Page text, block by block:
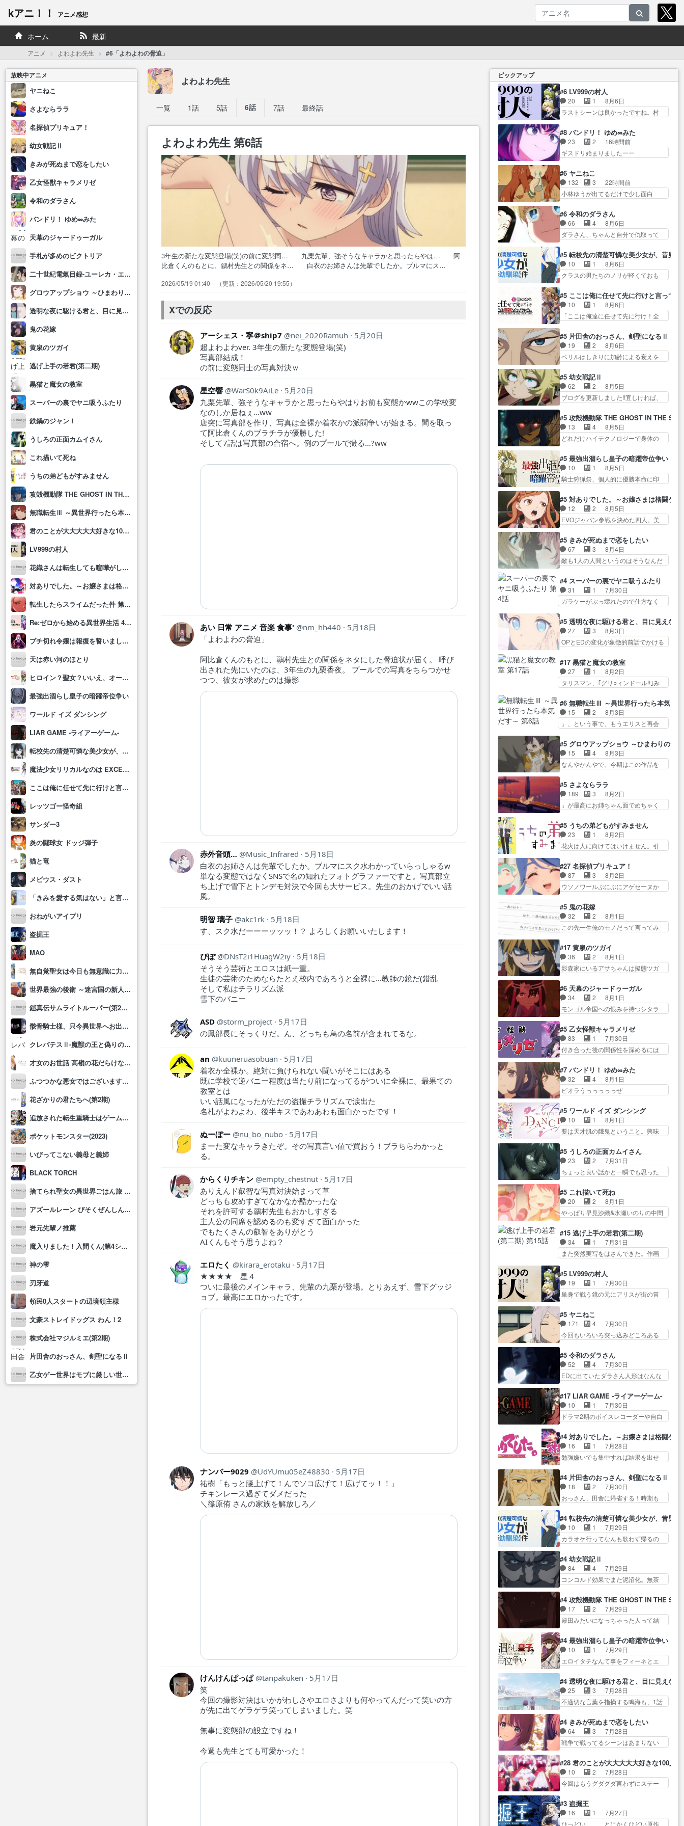
kアニ！！ アニメ感想
ホーム 最新
アニメ よわよわ先生 #6「よわよわの脅迫」
放映中アニメ
ヤニねこ
さよならララ
名探偵プリキュア！
幼女戦記Ⅱ
きみが死ぬまで恋をしたい
乙女怪獣キャラメリゼ
令和のダラさん
バンドリ！ ゆめ∞みた
天幕のジャードゥーガル
手札が多めのビクトリア
二十世紀電氣目録-ユーレカ・エヴリカ-
グロウアップショウ ～ひまわりのサーカス団～
透明な夜に駆ける君と、目に見えない恋をした。
鬼の花嫁
黄泉のツガイ
逃げ上手の若君(第二期)
黒猫と魔女の教室
スーパーの裏でヤニ吸うふたり
鉄鍋のジャン！
うしろの正面カムイさん
これ描いて死ね
うちの弟どもがすみません
攻殻機動隊 THE GHOST IN THE SHELL
無職転生Ⅲ ～異世界行ったら本気だす～
君のことが大大大大大好きな100人の彼女(第3期)
LV999の村人
花織さんは転生しても喧嘩がしたい
対ありでした。～お嬢さまは格闘ゲームなんてしない～
転生したらスライムだった件 第4期
Re:ゼロから始める異世界生活 4th season
ブチ切れ令嬢は報復を誓いました。 ～魔導書の力で祖国を叩き潰します～
天は赤い河のほとり
ヒロイン？聖女？いいえ、オールワークスメイドです(誇)！
最強出涸らし皇子の暗躍帝位争い
ワールド イズ ダンシング
LIAR GAME -ライアーゲーム-
転校先の清楚可憐な美少女が、昔男子と思って一緒に遊んだ幼馴染だった件
魔法少女リリカルなのは EXCEEDS Gun Blaze Vengeance
ここは俺に任せて先に行けと言ってから10年がたったら伝説になっていた。
レッツゴー怪奇組
サンダー3
炎の闘球女 ドッジ弾子
猫と竜
メビウス・ダスト
「きみを愛する気はない」と言った次期公爵様がなぜか溺愛してきます
おねがいアイプリ
盗掘王
MAO
無自覚聖女は今日も無意識に力を垂れ流す
世界最強の後衛 ～迷宮国の新人探索者～
鎧真伝サムライトルーパー(第2クール)
骸骨騎士様、只今異世界へお出掛け中Ⅱ
クレバテスⅡ-魔獣の王と偽りの勇者伝承-
才女のお世話 高嶺の花だらけな名門校で、学院一のお嬢様(生活能力皆無)を陰ながらお世話することになりました
ふつつかな悪女ではございますが～雛宮蝶鼠とりかえ伝～
花ざかりの君たちへ(第2期)
追放された転生重騎士はゲーム知識で無双する
ポケットモンスター(2023)
いびってこない義母と義姉
BLACK TORCH
捨てられ聖女の異世界ごはん旅 隠れスキルでキャンピングカーを召喚しました
アズールレーン びそくぜんしんっ！にっ!!
岩元先輩ノ推薦
魔入りました！入間くん(第4シリーズ)
神の雫
刃牙道
領民0人スタートの辺境領主様
文豪ストレイドッグス わん！2
株式会社マジルミエ(第2期)
片田舎のおっさん、剣聖になるⅡ
乙女ゲー世界はモブに厳しい世界です2
よわよわ先生
一覧 1話 5話 6話 7話 最終話
よわよわ先生 第6話
3年生の新たな変態登場(笑)の前に変態同… 九栗先輩、強そうなキャラかと思ったらやは… 阿
比倉くんのもとに、鶸村先生との関係をネ… 白衣のお姉さんは先輩でしたか。ブルマにス…
術… の鳳部長にそっくりだ。ん、どっちも鳥の名… 絶対に負けられない闘いがそこにはある
どっち…
2026/05/19 01:40 2026/05/20 19:55
Xでの反応
アーシェス・寧＠ship7 nei_2020Ramuh
5月20日
超よわよわver. 3年生の新たな変態登場(笑)
写真部結成！
の前に変態同士の写真対決ｗ
星空響 WarS0k9AiLe
5月20日
九栗先輩、強そうなキャラかと思ったらやはりお前も変態かwwこの学校変
なのしか居ねぇ…ww
唐突に写真部を作り、写真は全裸か着衣かの派閥争いが始まる。間を取っ
て阿比倉くんのブラチラが優勝した!
そして7話は写真部の合宿へ。例のプールで撮る…?ww
あい 日常 アニメ 音楽 食事' nm_hh440
5月18日
「よわよわの脅迫」
阿比倉くんのもとに、鶸村先生との関係をネタにした脅迫状が届く。 呼び
出された先にいたのは、3年生の九栗香夜。 プールでの写真をちらつかせ
つつ、彼女が求めたのは撮影
赤外音頭… Music_Infrared
5月18日
白衣のお姉さんは先輩でしたか。ブルマにスク水わかっていらっしゃるw
単なる変態ではなくSNSで名の知れたフォトグラファーですと。写真部立
ち上げで雪下とトンデモ対決で今回も大サービス。先生のおかげでいい話
風。
明智 璃子 akc1rk
5月18日
す、スク水だーーーッッッ！？ よろしくお願いいたします！
ぴぽ DNsT2i1HuagW2iy
5月18日
そうそう芸術とエロスは紙一重。
生徒の芸術のためならたとえ校内であろうと全裸に…教師の鏡だ(錯乱
そして私はチラリズム派
雪下のバニー
ASD storm_project
5月17日
の鳳部長にそっくりだ。ん、どっちも鳥の名前が含まれてるな。
an kuuneruasobuan
5月17日
着衣か全裸か。絶対に負けられない闘いがそこにはある
既に学校で逆バニー程度は当たり前になってるがついに全裸に。最果ての
教室とは
いい話風になったがただの盗撮チラリズムで涙出た
名札がよわよわ、後半キスであわあわも面白かったです！
ぬーぼー nu_bo_nubo
5月17日
まーた変なキャラきたぞ。その写真言い値で買おう！ブラちらわかっと
る。
からくりチキン empty_chestnut
5月17日
ありえんド叡智な写真対決始まって草
どっちも攻めすぎてなかなか酷かったな
それを許可する鶸村先生もおかしすぎる
主人公の同席を認めるのも変すぎて面白かった
でもたくさんの叡智をありがとう
AIくんもそう思うよね？
エロたく kirara_erotaku
5月17日
★★★★ 星４
ついに最後のメインキャラ、先輩の九栗が登場。とりあえず、雪下グッジ
ョブ。最高にエロかったです。
ナンバー9029 UdYUmu05eZ48830
5月17日
祐樹「もっと腰上げて！んでソコ広げて！広げてッ！！」
チキンレース過ぎてダメだった
＼篠原侑 さんの家族を解放しろ／
けんけんぱっぱ tanpakuken
5月17日
笑
今回の撮影対決はいかがわしさやエロさよりも何やってんだって笑いの方
が先に出てゲラゲラ笑ってしまいました。笑
無事に変態部の設立ですね！
今週も先生とても可愛かった！
ピックアップ
#6 LV999の村人
20 1
8月6日
ラストシーンは良かったですね。村
鬼モードフィンガーシリ… アリ
スと10年後に結婚の約束をした鏡ず
っ… カジノスタッフ募集するも
集まらない更に追… 王命でクル
ビ… 最強の村人・鏡との出会い
で少しは変わった… やはり何か
悲しい過去がありそうな。鏡の
深そうやね姫を舐… 新キャラが
登場早々変態扱いされてる件。
タ… まだまだお元気そうなお声
で……不意打ち過…
#8 バンドリ！ ゆめ∞みた
23 2
16時間前
ギスドリ始まりましたーー
めっちゃ情緒不安定になってて
怖… 超回復を見守っていかない
と、ですね！！み… 開幕聞き取
りスタッフに定治いなかった？
節介だったりする… ビオラの立
ち回り害悪すぎるお近づきの印
が… ・律っちゃん明るくなった
た一難、律がビオラの呪縛か
ら… 「私はあなたが嫌いなんで
す」「バンドやめ… 何が起きて
いるのか！？次週、みゅーたいぷ…
#6 ヤニねこ
132 3
22時間前
小林ゆうが出てるだけで少し面白
◯◯◯される強制百合を期待
し… ヒグマドンってなんな
ん！？人見知りっぽい… なんな
ら下ネタ0じゃなかったかこんな回
イルドな回だった… 今回はだい
ぶある程度抑えてる？w感じな
気… アルねこ、そうはならんや
生きていたゴキブリ死んでる
GP… アルねこ危険ですよね。健
康的な面で··江… 酔い潰れ行き着
いた江ノ島で、朝日を眺めな…
#6 令和のダラさん
66 4
8月6日
ダラさん、ちゃんと自分で仇取って
じゃないのよケロロじゃ… ロボ
ットに憧れてビーム撃ちたいと…そ
うい… 余りにも凄惨なダラさん
の過去ダラさんの６… 過去編は
い… ガンガガン♪薫がなんかしっ
かり歌ってロマ… 姉巫女の誤
算、クソみたいな嫉妬の末路よ。
ン言うてないで… このアニメは
どこに行くのだろう、面白す
ぎ… 姉のした事はただ単に一族
を絶滅させただけ…
#5 転校先の清楚可憐な美少女が、昔男
10 1
8月6日
クラスの男たちのノリが軽くておも
いを拗らせているタイプ… みな
もちゃんが透けブラしててびっくり
して… レベルのキャラが登場。
相変わらず顔や体の… 隼人が春
じ… 第５話をU-NEXTで視聴しま
した。視聴… ラブコメで天然ジ
ゴロというかナチュラルヒ… み
不安に… 無理なダイエットは禁
物だけど、なかなか結… 「これ
からもお手入れ、がんばりゅ」あり
が…
#5 ここは俺に任せて先に行けと言って
10 1
8月6日
「ここは俺達に任せて先に行け！全
ロックが今、2人にあと… 木下鈴
奈（@0suzuna0）が【マリー…
村ごと乗っ取られてたら流石に気付
かないか… 《漫画版少し読んだ
クは敵に容赦無くブスっといくから
気持… 勇者パーティー再結成し
て先にいけで激アツ… 爆縮、幻
な… ねぇ猫耳ガール、敵の根城
に乗り込む事を同… 世もや替え
が利くと復活Pとは？！もう来週…
#5 片田舎のおっさん、剣聖になるⅡ
19 2
8月6日
ベリルはしきりに加齢による衰えを
ていた限界を超えて命の… いい
んじゃないですか。魔物の群を発見
した… アマプラにて視聴終わ
り！サーベルボア討伐… を言い
り… 先生としてのベリルが好き
だけど、今回みた… 4人だけでサ
ーベルボアを狩りに行く。野
が暴れてると聞い… ちょっと年
齢の事を言いすぎとゆーか言い
訳… ベリルの母もやはり只者じ
ゃなかったかベリ…
#5 幼女戦記Ⅱ
62 2
8月5日
ブログを更新しました!!宜しければ、
選んだゼートゥーア… ゼートゥ
ーアの唯一の手駒が強すぎる笑あ
お… 私にとって完全にご褒美回
ゼー様の葉巻シー… やはりター
が… “貧乏籤百連無料ガチャ”100
連でも1回… 2期入ってから地味
だよね。ただでさえ幼女… 「餌
葉に… ゼートゥーア左遷によっ
て参謀本部の連携が… 緊張感あ
る戦闘描写とギャグ今週の『有能
な…
#5 攻殻機動隊 THE GHOST IN THE
13 4
8月5日
どれだけハイテクノロジーで身体の
なるかと思った回想シー… フチ
コマだいぶ理性持ち始めた。この世
界の… 原作読んだのもう何年も
前なのに、覚えてる… コイルの
導… やまとん1号はどこの部分で
使うのだろう？… 日本とロシア
が絡む政治の話かつ色々な用
しまし… 前回同様『イノセン
ス』を含む押井・神山版… 第５
話「EPISODEラストの母親の気持…
#5 最強出涸らし皇子の暗躍帝位争い
10 1
8月5日
騎士狩猟祭、個人的に優勝本命に印
のが面倒な時は古代魔法… エル
ナがチートすぎる笑アルは最初から
自分… プラネット・ウィズ展開
アツいな「騎士狩猟… 麦茶どこ
ぐ… 第５話をABEMAで視聴しま
した。視聴に… 復讐に燃える吸
血鬼兄弟の弟ですいいキャラ…
皇帝… ウサギ好きそうな王女殿
下がかわいい。幼馴… ついに始
まった狩猟祭。エルナの活躍で上
位…
#5 対ありでした。～お嬢さまは格闘ゲ
12 2
8月5日
EVOジャパン参戦を決めた四人。美
いと思ってた(無くて… 見た目は
気品溢れてるのに中身は…美緒マ
マ… テーマ：格ゲー大会に行く
には？感想は、美… 大会を前に
本… 東京で開催される格ゲー大
会に参加すること… Japanに向け
て外泊届にサインをもらっ… 長
よ… 旅の支度全部やってくれる
先輩、なんだかん… 第５話をｄ
アニメストアで視聴しました。視…
#5 きみが死ぬまで恋をしたい
67 3
8月4日
敵も1人の人間というのはそうなんだ
どういう意味だろうな… ミミを
人間に戻して欲しいでも自分達が代
わ… ご視聴ありがとうございま
した見るたびに切… 誰かと思っ
方… 第５話感想：コ□した相手に
も家族や…､戦… つらい回だ……
つらすぎる……。エスタ先輩…
の関係… 確かに相手にも家族や
大切な人はいるけど、… 白シャ
ツが作業着みたいなもんなんですか
ね…
#4 スーパーの裏でヤニ吸うふたり
31 1
7月30日
ガラケーがぶっ壊れたので仕方なく
年くらいに思ってたけど… やは
り出オチ感が否めず、エピソードの
打率… 田山さんが佐々木さんに
沼っていく…こんな… 佐々木さ
じ… 佐々木がガラケーからスマ
ホに変えるって、… もうドラマ
版孤独のグルメファンコンテン
佐々木さんの優しさ… 先行で見
た時より2人のやり取りに癒しを
感… ABEMA版の7〜8話佐々木が
実年齢以上…
#5 透明な夜に駆ける君と、目に見えない
27 3
8月3日
OPとEDの変化が象徴的前話でかける
った世界。どんな女… そうか、
こんな風に見えてるのかぁ。かけ
る… 完全な両片思いになりまし
たねぇ…OPとE… 余計な物は描
ん… 光も感じない完全な盲目な
んやね…おめかし… 母役に能登
さんって禁じ手使ってきたー！
て良かった本当… 股に海豚を挟
み水上バスでの会話を反芻…
恋… OPEDとも無人バージョンか
ら主人公２人…
#17 黒猫と魔女の教室
27 1
8月2日
タリスマン、｢グリ○ィンドール!!｣み
で力を合わせて倒… アリアはホ
ントスピカが大好きだよね。ツ
ン… 一等級ポテンシャルのアリ
アちゃん可愛くて… そういや、
… とうとうアリアと直接競う場
がきたこれまで… 毎度ながらの
スピカの顔面芸推しのハナち
味ダダ漏れで好き… 期末試験が
始まろうとしておりスピカは対
策… 能力鑑定胸像タリスマン氏
容姿も評価してし…
#6 無職転生Ⅲ ～異世界行ったら本気だ
15 2
8月3日
」、という事で、もうエリスと再会
てルーデウスの成長が確… 人間
関係の清算が粛々と進められている
サラ… サラとの関係に対して完
全に「昔の女」とし… ルーシー
微… サラとは会ってほしいちゃ
んとした別れ方し… サラは未練0
だと言っていたけど人の気持
モヤする別れ方だ… 役で出演さ
せていただきました！よろしく
お… 毎クールメインヒロインを
好きになっちゃう…
#5 グロウアップショウ ～ひまわりのサ
15 4
8月3日
なんやかんやで、今期はこの作品を
減らない(^_^;サ… 葵ちゃん可愛
すぎるな楠木ともりちゃんの
ね… デフォルメされた表情が特
に多かったのが印… 葵＆茜の回
ひ… 互いが互いのことを想って
いるのにすれ違っ… 第５話をｄ
アニメストアで視聴しました。
練習したい〟と言… 本当この作
品は「キャラ」を活かすのがう
ま… みずかちゃんの介入で双子
の仲にヒビが………
#5 さよならララ
189 3
8月2日
」が最高にお姉ちゃん面でめちゃく
ラスの弁償は求められた… 逡巡
を振り切ってみんなに謝ったララの
思い… 仕事に馴染めない辺り観
ていて苦しいところ… ララちゃ
い… ララと茉里とで初のアルバ
イト。七転八倒し… 労働するプ
リンセスえらい。プリンセスの
べて、帰りにカメ… ララが働く
事でのてんやわんや。働いて大
変… 地道に働き人と関わる日々
の中に愛を見いだ…
#5 うちの弟どもがすみません
23 1
8月2日
花火は人に向けてはいけません。引
たことなかったっけ！1… ってお
名前を見たんだけどあの中村大樹さ
ん… 糸ちゃんカッケー、色んな
意味でwゲームが… 姉から性的興
わ… テーマ：引きこもりの理由
感想は、久しぶり… 元ゲーマー
なので、はちゃめちゃ楽しく作
おかしいね(*´… 糸と源ははよ好
きおうとると言わんかい！引…
ショウくんと対等に話すためにゲー
ムをする…
#27 名探偵プリキュア！
87 3
8月2日
ウソノワールぷにぷにアゲセーヌか
争奪戦をやったと。… 記憶を取
り戻し正式に探偵事務所で働き始
め… ポワロ、元ネタを解説して
原作に誘導するの… くれあさん
ょ… ・急にクイズ番組が始まっ
たw・妖精ウソノ… るるかの助手
だった？今回が初めての探偵
レアさん探偵すぎ… 突然のポア
ロクイズは草なんよ。んで、あ
ん… 今回からついにくれあが探
偵事務所の仲間に…
#5 鬼の花嫁
32 2
8月1日
この先一生俺のモノだって言ってみ
ゼント………とは思っ… 玲夜さ
ん柚子に18年分の誕生日プレゼン
ト… 柚子は鬼龍院家から初めて
学校に通う事にな… プレゼント
レ… 玲夜さまサプライズの、こ
れまでの柚子ちゃ… 玲夜から柚
子へ17年分の誕生日&を未来に…
な… 梅原の人が18歳になるまで
の誕生プレゼン… なよなよした
男（cv石田彰）梅ちゃんがた…
#17 黄泉のツガイ
36 2
8月1日
影森家にいるアサちゃんは擬態ツガ
や気持ちを汲んで熱くな… 屋敷
にアサはいなかった逆にガブちゃん
はい… 影森の当主が際限なくツ
ガイを増やせるのに… 今回はも
怒… ユルと戦った時から伏線が
張られていたのが… しかしアサ
は、兄様に会いたいbotだと思…
アキオの… 色々とひっかけがあ
って、最終的に嫌な終わ… ゴン
ゾウが従える大量のツガイに何事か
と思…
#6 天幕のジャードゥーガル
34 2
8月1日
モンゴル帝国への恨みを持つシタラ
るのだけどいつの間にか… オゴ
タイの妃になってもその心は晴れ
ず、モ… ドレゲネの過去、宝石
だった彼女が人になり… ドレゲ
タ… 年上旦那が良い人でも、女
は宝石でただ笑っ… ダイルの儀
式の神々しさたるや。一気に空
情の言葉しか…シ… 奥様に悲し
い過去…萌え袖が可愛いね、と
思… ドレゲネとシタラ、2人だけ
の同盟が結成さ…
#5 乙女怪獣キャラメリゼ
83 1
7月30日
付き合った後の関係性を深めるには
コングなのいい味付けだ… ずっ
とメスってて何この可愛い生物。ク
ラス… 付き合い始めたら始めた
でまた違った悩みが… と一歩ず
の… ツインテールが可愛いお茶
目な妹ちゃんです… しかも過去
も重いんかいかつては自分に自
からかしらお顔が… 黒絵「怪獣
に憧れるのはいいけど自分自身
が… 素の自分はどちらなのかは
まだ不明だが見せ…
#7 バンドリ！ ゆめ∞みた
32 4
8月1日
ビオラうっっっっっぜ
ちゃん、僕っ子になってから取り戻
し… ビオラが悪魔すぎて気分が
悪くなってきたこ… 声優まとめ
ました(７話まで)仲町あられ/… ビ
wwwこ… 自信あれば評価なんて
気にしないし、充実し… ・バー
チャルだけど、みゅーたいぷ初ライ
たら歌唱シーン… の、らいぶシ
ーン＿!!­­--­­--­… それだけでええや
ん！！しかし、ビオラが仕…
#5 ワールド イズ ダンシング
10 1
8月1日
要は天才肌の餓鬼ということ。興味
かった？鬼夜叉が田楽の… 猿楽
の鬼夜叉と田楽の増次郎。小さない
ざこ… 着眼点は良くとも、先鋭
的すぎるのか。芸能… 鬼夜叉は
条… 観世座を離れ、三条坊門御
所で日々を送る鬼… 「お前(鬼夜
叉)が凄いのではなく客が凄い…
猫の動き… 登場人物の我が強
い。新しい獅子舞に拘って… 第
５話をprimevideoで視聴しまし…
#5 うしろの正面カムイさん
23 2
7月31日
ちょっと良い話かと一瞬でも思った
めてなかった？白雪碧さ… 今日
も1日お疲れ様でした～───昨晩～
今… 幼女に拾われたお市ちゃん
の恩返し。化け猫… 役にて出演
ン… トイ・ストーリーみたいな
始まり。流石に除… 猫相手にな
んでそんなに…と思ったらそう
化け猫は油が好物… 今回はあか
やし1体のみで15分。金持ちの…
今更だけど霊が性行為で祓えること
は何とな…
#5 これ描いて死ね
20 2
8月1日
やっぱり早見沙織&水瀬いのりの中間
とになってたんだっけ… 登場人
物が増えてわいわいしたところが好
き… 初コミティアで２０冊刷り
は妥当だよね。俺… 藤森さんの
が⋯… 〜漫画に「想い」をこめ
よう｣娘に漫画であ… 何回この作
品に泣かされるのだろう。光が
っていいなあ。同… コミティア
参加のしおりを徹夜で作る先生
(… お母さん、娘にあんな漫画描
かれたら泣いち…
#15 逃げ上手の若君(第二期)
34 1
7月31日
また突然実写をはさんできた。作画
る事と分かると水を得た… 30歳
まで童貞だと魔法使いになれるとい
う… こっちの諏訪の三大将もま
たクセが強いw色… 頼重が完全に
が… 弧次郎「欲を我慢して強く
なれるなら大飯食… 変化球な演
出も交えながらの状況説明が本
した！最終的に… この高らかな
DT宣言、合田一人に通じるも…
この作品は近年稀に見るおっさんキ
ャラの充…
#5 LV999の村人
19 1
7月30日
単身で戦う鏡の元にアリスが街の冒
に飲み込まれた転生者と… みん
なががんばってくれたアリスの父ち
ゃん… 成長限界が999である村人
と定めた上位存… 大規模バトル
り… やっぱり勇者より強かった
か笑統率力LV9… 普通の人間の親
子やーん総務課長と娘の女子…
の… そのために役割を超越する
者の出現させるた… アリスのお
陰で他の勇者達も共闘してくれ魔…
#5 ヤニねこ
171 4
7月30日
今回もいろいろ突っ込みどころある
の話が尋常じゃない雰囲… 妹子
ちゃんの恋愛話をしたり、タバコを
生産… ここうっすら思ったこと
ズバリ言ってくれて… おかし
配… ヤクねこのクワガタ取りの
話見て切なくなっ… 普段は選別
された4～600レスを2,30… 隠し
正… なんか今日はかなり一瞬で
終わっちまったっ… 先週と比べ
てまだまともに見えた。4話は過…
#5 令和のダラさん
52 4
7月30日
EDに出ていたダラさん人形はなんな
生まれた日』をダラさ… 陰惨な
過去がきっちり現代に継承されてい
る… ダラさんと姉弟の母との出
会いの話やはりダ… ダラさんの
人… 第５話感想：２人の過剰な
貢ぎ物?の礼とし… 第５話感想：
姉のお誕生会にダラさんを招
替わってるのね… こんなデカイ
のどうやって運ぶんだよ！？
姉… ダラさん、人型形態にもな
れるんか!?w髪…
#17 LIAR GAME -ライアーゲーム-
10 1
7月30日
ドラマ2期のボイスレコーダーや自白
をつくのが抜群に上手… 昼の国
の奴らも馬鹿が多いが、夜の国も同
じ… ご視聴ありがとうございま
した来週もよろし… 握った◯治
レ… ヨコヤの頭の回転の速さと
人間の心理を利用… 夜の国のヨ
コヤ支配がますますひどく……。
裁支配を強化、… やはりヨコヤ
いいですね。昼の国が勝てる
流… 役で出演いたしました。次
回も緊張が止まり…
#4 対ありでした。～お嬢さまは格闘ゲ
16 1
7月28日
勉強嫌いでも集中すれば結果を出せ
しむ４人。だが、期末試… どん
なゲームも相手が強すぎるとやる気
無く… テーマ：テスト勉強と大
会感想は、美緒がテ… すげーー
優… 深夜の格ゲー対戦よりテス
トの方がよっぽど… 真剣に授業
を受けて、夜は珠樹の部屋で格
勉強会！美緒ちゃ… 受験勉強と
戦闘の2択なら戦闘を選ぶ娘w
美… 勉強嫌いでバトルを選ぶっ
て、ひぐらしの沙…
#4 片田舎のおっさん、剣聖になるⅡ
18 2
7月30日
おっさん、田舎に帰省する！時期も
副団長、年長者が強い順… 底知
れない爺さんには夢が詰まってると
思う… クルニ、ヘンブリッツ、
ミュイと一緒におっ… 帰省、お
確… 父親から手紙が来た。サー
ベルボアの退治の… ここでヘン
ブリッツくんが同行するのが変
に・ベリルはミュ… おっさんの
親となるとお爺ちゃんだよね孫
扱… ・ベリル、実家に帰ること
に・ベリルはミュ…
#4 転校先の清楚可憐な美少女が、昔男
10 1
7月29日
カラオケ行ってなんも歌わず帰るの
めっちゃ可愛いぞ！！！… どう
やらあの女優さんが春希のお母さん
のよ… 春希ちゃん姫ちゃんに野
菜の子も凄え可愛い… 隼人くん
全… 第４話をU-NEXTで視聴しま
した。視聴… スマホを買うた
め、都心で待ち合わせをした…
だかん… いきなりシリアス展開
ぶち込んでくるじゃん… 春希の
家庭事情は複雑。食事とか隼人が親
身…
#4 幼女戦記Ⅱ
84 4
7月29日
コンコルド効果でまた泥沼化。無茶
自らが行う煙草と葉巻は… ブロ
グを更新しました!!宜しければ、是
非… 計画通りにはいかないね笑
やり遂げた(ほぼ… 今回もターニ
し… 白髪の男性が語った家族を
失った喪無感が、… 連邦に対し
て有利な講話条件を引き出すた
ターニャの勝利軍… 犠牲を払っ
ても良いならお前たちが前線へ
行… 戦闘がアッサリし過ぎじゃ
ない？戦争がメイ…
#4 攻殻機動隊 THE GHOST IN THE
17 2
7月29日
殿田みたいになっちゃった人って結
と思ってたら、トグサが… あの
見た目もうただのロボでしかないん
だよ… 俺らの汗拭きそりゃいや
だろwwバトー＆ト… イノセンス
イ… アダム・リンクやジェイム
スン(教授)型サ… アンドロイドも
おっさんの汗を拭くのは嫌や…
ったエピ… コミカルなのにも慣
れてきました。１話でし… ロボ
ットの反乱は今となっては良くある
話し…
#4 最強出涸らし皇子の暗躍帝位争い
10 1
7月29日
エロイタチなんて事をフィーネとエ
た事を…フィーネは自分… モン
スターを呼ぶ笛？黒幕は狩猟祭とは
関係… 平凡な少女に見える眼鏡w
眼鏡属性は持ち合… 神アニメ、
の… フィーネがアルノルトに活
躍してもらいたが… 第４話を
ABEMAで視聴しました。視聴
２度目のデート出… マジできな
臭いぞ帝位争い。姉からの刺客
を… ふぃーねと町の様子を見に
行ったら町中で窃…
#4 透明な夜に駆ける君と、目に見えない
25 3
7月28日
不適切な言葉を指摘する鳴海も、1話
り微笑ましいw良い奴… どう接し
ていいのかわからず戸惑うかける
も… 盲目だと相手の表情も分か
らないからどう思… 今期のバッ
… 初デートで冬月を笑わせよう
とする姿も冬月… 特に大きな事
件やイベントが起きるでもな
うとする姿も冬月… 3話までは主
人公がどうでもいいことでず
っ… 花火購入に浅草へ…行き当
#4 きみが死ぬまで恋をしたい
64 3
7月28日
戦争で戦ってるシーンはあまりない
れなかったようなシーナ… ミミ
の存在で揺らぐ14クラス約束された
死… ミミの秘密をあっさり受け
入れたのは拍子抜… 蘇生魔法っ
手… 蘇生魔法ヤバイけどミミい
なかったら詰んで… アニメオタ
#28 君のことが大大大大大好きな100人
10 2
7月28日
今回はもうグダグダ言わずにステー
大好きな１００人の彼女… 100カ
ノ版ラブライブ！？こういうのは
人… 俺、みんなのレッスン動画
#3 盗掘王
16 1
7月27日
ひっどい、、、とにかくひどい原作